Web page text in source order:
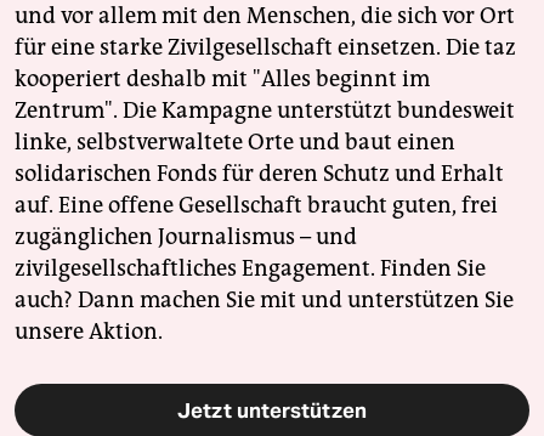
und vor allem mit den Menschen, die sich vor Ort
für eine starke Zivilgesellschaft einsetzen. Die taz
kooperiert deshalb mit "Alles beginnt im
Zentrum". Die Kampagne unterstützt bundesweit
linke, selbstverwaltete Orte und baut einen
solidarischen Fonds für deren Schutz und Erhalt
auf. Eine offene Gesellschaft braucht guten, frei
zugänglichen Journalismus – und
zivilgesellschaftliches Engagement. Finden Sie
auch? Dann machen Sie mit und unterstützen Sie
unsere Aktion.
Jetzt unterstützen